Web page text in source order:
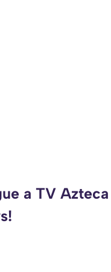
a TV Azteca